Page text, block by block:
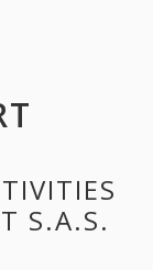
S.A.S.